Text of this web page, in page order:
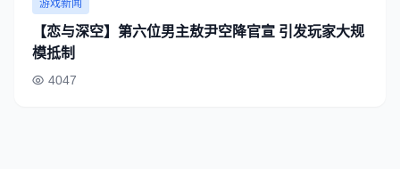
游戏新闻
【恋与深空】第六位男主敖尹空降官宣 引发玩家大规
模抵制
4047